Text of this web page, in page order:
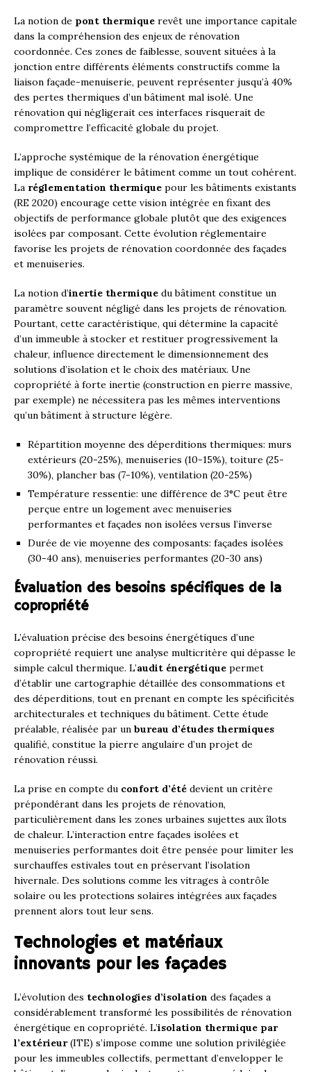
La notion de pont thermique revêt une importance capitale
dans la compréhension des enjeux de rénovation
coordonnée. Ces zones de faiblesse, souvent situées à la
jonction entre différents éléments constructifs comme la
liaison façade-menuiserie, peuvent représenter jusqu’à 40%
des pertes thermiques d’un bâtiment mal isolé. Une
rénovation qui négligerait ces interfaces risquerait de
compromettre l’efficacité globale du projet.
L’approche systémique de la rénovation énergétique
implique de considérer le bâtiment comme un tout cohérent.
La réglementation thermique pour les bâtiments existants
(RE 2020) encourage cette vision intégrée en fixant des
objectifs de performance globale plutôt que des exigences
isolées par composant. Cette évolution réglementaire
favorise les projets de rénovation coordonnée des façades
et menuiseries.
La notion d’inertie thermique du bâtiment constitue un
paramètre souvent négligé dans les projets de rénovation.
Pourtant, cette caractéristique, qui détermine la capacité
d’un immeuble à stocker et restituer progressivement la
chaleur, influence directement le dimensionnement des
solutions d’isolation et le choix des matériaux. Une
copropriété à forte inertie (construction en pierre massive,
par exemple) ne nécessitera pas les mêmes interventions
qu’un bâtiment à structure légère.
Répartition moyenne des déperditions thermiques: murs
extérieurs (20-25%), menuiseries (10-15%), toiture (25-
30%), plancher bas (7-10%), ventilation (20-25%)
Température ressentie: une différence de 3°C peut être
perçue entre un logement avec menuiseries
performantes et façades non isolées versus l’inverse
Durée de vie moyenne des composants: façades isolées
(30-40 ans), menuiseries performantes (20-30 ans)
Évaluation des besoins spécifiques de la
copropriété
L’évaluation précise des besoins énergétiques d’une
copropriété requiert une analyse multicritère qui dépasse le
simple calcul thermique. L’audit énergétique permet
d’établir une cartographie détaillée des consommations et
des déperditions, tout en prenant en compte les spécificités
architecturales et techniques du bâtiment. Cette étude
préalable, réalisée par un bureau d’études thermiques
qualifié, constitue la pierre angulaire d’un projet de
rénovation réussi.
La prise en compte du confort d’été devient un critère
prépondérant dans les projets de rénovation,
particulièrement dans les zones urbaines sujettes aux îlots
de chaleur. L’interaction entre façades isolées et
menuiseries performantes doit être pensée pour limiter les
surchauffes estivales tout en préservant l’isolation
hivernale. Des solutions comme les vitrages à contrôle
solaire ou les protections solaires intégrées aux façades
prennent alors tout leur sens.
Technologies et matériaux
innovants pour les façades
L’évolution des technologies d’isolation des façades a
considérablement transformé les possibilités de rénovation
énergétique en copropriété. L’isolation thermique par
l’extérieur(ITE) s’impose comme une solution privilégiée
pour les immeubles collectifs, permettant d’envelopper le